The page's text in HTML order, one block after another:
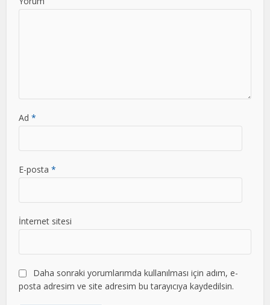
Ad*
E-posta*
İnternet sitesi
Daha sonraki yorumlarımda kullanılması için adım, e-
posta adresim ve site adresim bu tarayıcıya kaydedilsin.